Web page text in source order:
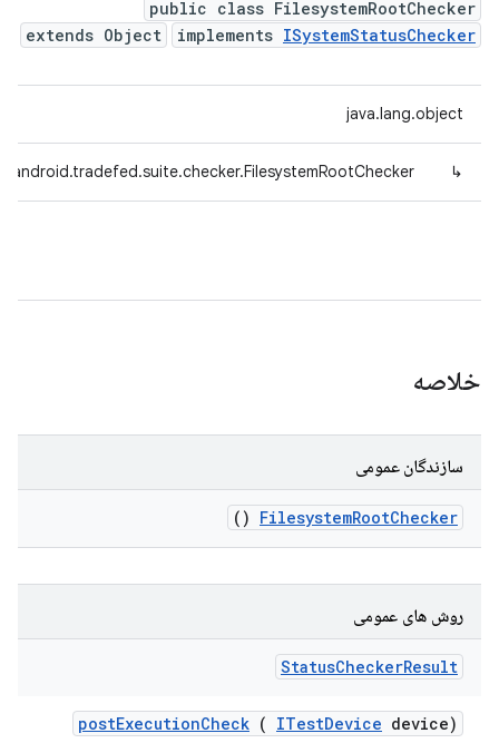
public class FilesystemRootChecker
extends Object
implements ISystemStatusChecker
java.lang.object
↳
خلاصه
سازندگان عمومی
FilesystemRootChecker
()
روش های عمومی
StatusCheckerResult
postExecutionCheck ( ITestDevice device)